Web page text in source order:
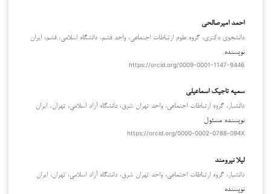
احمد امیرصالحی
دانشجوی دکتری، گروه علوم ارتباطات اجتماعی، واحد قشم، دانشگاه اسلامی، قشم، ایران
نویسنده
https://orcid.org/0009-0001-1147-9446
سمیه تاجیک اسماعیلی
دانشیار، گروه ارتباطات اجتماعی، واحد تهران شرق، دانشگاه آزاد اسلامی، تهران. ایران
نویسنده مسئول
https://orcid.org/0000-0002-0788-094X
لیلا نیرومند
دانشیار، گروه ارتباطات اجتماعی، واحد تهران شرق، دانشگاه آزاد اسلامی، تهران، ایران
نویسنده